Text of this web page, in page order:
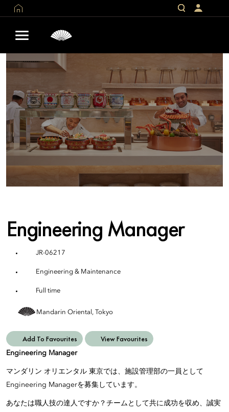
Engineering Manager
JR-06217
Engineering & Maintenance
Full time
Mandarin Oriental, Tokyo
Add To Favourites View Favourites
Engineering Manager
マンダリン オリエンタル 東京では、施設管理部の一員として
Engineering Managerを募集しています。
あなたは職人技の達人ですか？チームとして共に成功を収め、誠実